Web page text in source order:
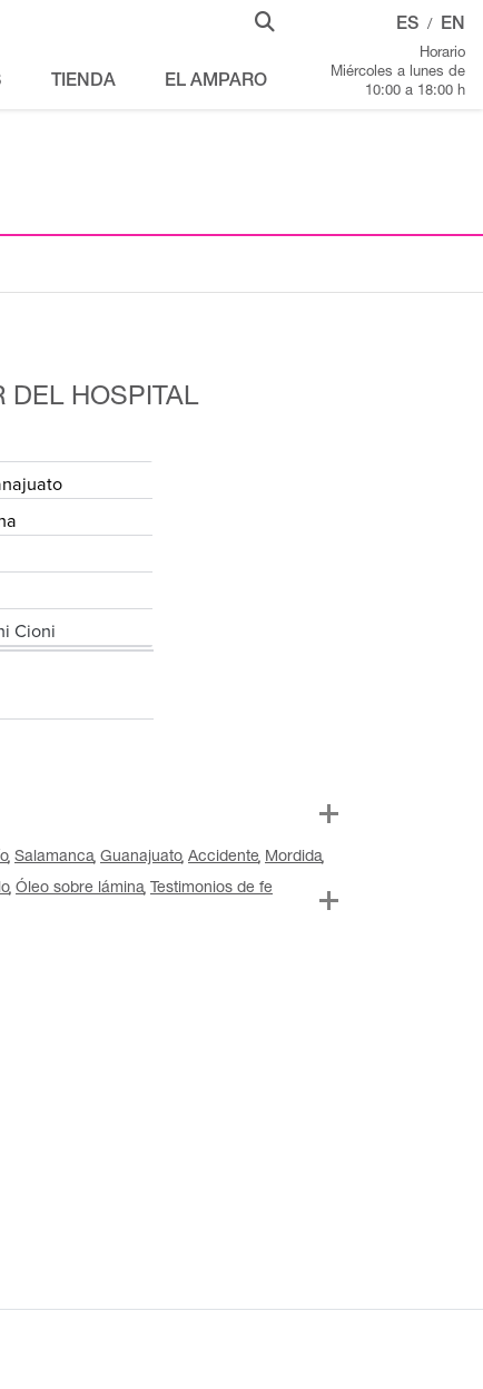
TIENDA EL AMPARO
ES / EN
Horario
Miércoles a lunes de
10:00 a 18:00 h
DEL HOSPITAL
Cioni
Salamanca Guanajuato Accidente Mordida
Óleo sobre lámina Testimonios de fe